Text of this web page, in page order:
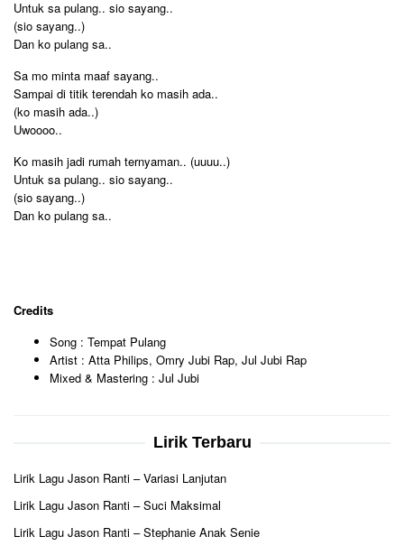
Untuk sa pulang.. sio sayang..
(sio sayang..)
Dan ko pulang sa..
Sa mo minta maaf sayang..
Sampai di titik terendah ko masih ada..
(ko masih ada..)
Uwoooo..
Ko masih jadi rumah ternyaman.. (uuuu..)
Untuk sa pulang.. sio sayang..
(sio sayang..)
Dan ko pulang sa..
Credits
Song : Tempat Pulang
Artist : Atta Philips, Omry Jubi Rap, Jul Jubi Rap
Mixed & Mastering : Jul Jubi
Lirik Terbaru
Lirik Lagu Jason Ranti – Variasi Lanjutan
Lirik Lagu Jason Ranti – Suci Maksimal
Lirik Lagu Jason Ranti – Stephanie Anak Senie